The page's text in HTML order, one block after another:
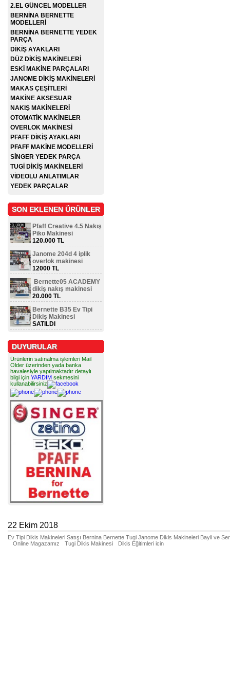
2.EL GÜNCEL MODELLER
BERNİNA BERNETTE
MODELLERİ
BERNİNA BERNETTE YEDEK
PARÇA
DİKİŞ AYAKLARI
DÜZ DİKİŞ MAKİNELERİ
ESKİ MAKİNE PARÇALARI
JANOME DİKİŞ MAKİNELERİ
MAKAS ÇEŞİTLERİ
MAKİNE AKSESUAR
NAKIŞ MAKİNELERİ
OTOMATİK MAKİNELER
OVERLOK MAKİNESİ
PFAFF DİKİŞ AYAKLARI
PFAFF MAKİNE MODELLERİ
SİNGER YEDEK PARÇA
TUGİ DİKİŞ MAKİNELERİ
VİDEOLU ANLATIMLAR
YEDEK PARÇALAR
SON EKLENEN ÜRÜNLER
Pfaff Creative 4.5 Nakış
Piko Makinesi
120.000 TL
Janome 204d 4 iplik
overlok makinesi
12000 TL
Bernette05 ACADEMY
dikiş nakış makinesi
20.000 TL
Bernette B35 Ev Tipi
Dikiş Makinesi
SATILDI
DUYURULAR
Ürünlerin satınalma işlemleri Mail
Older üzerinden yada banka
havalesiyle yapılmaktadır detaylı
bilgi için YARDIM sekmesini
kullanabilirsiniz
22 Ekim 2018
Ev Tipi Dikis Makineleri Satışı Bernina Bernette Tugi Janome Dikis Makineleri Bayii ve
Online Magazamız
Tugi Dikis Makinesi Dikis Eğitimleri icin